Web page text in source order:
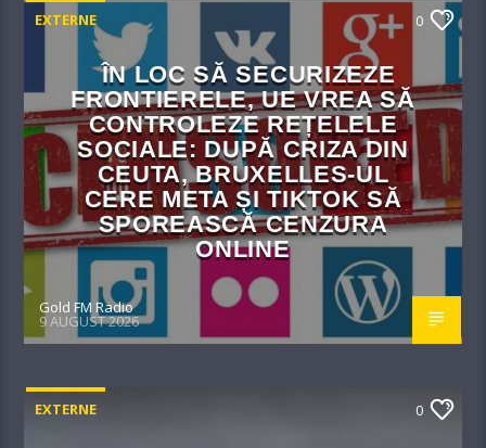
EXTERNE 0
ÎN LOC SĂ SECURIZEZE
FRONTIERELE, UE VREA SĂ
CONTROLEZE REȚELELE
SOCIALE: DUPĂ CRIZA DIN
CEUTA, BRUXELLES-UL
CERE META ȘI TIKTOK SĂ
SPOREASCĂ CENZURA
ONLINE
Gold FM Radio
9 AUGUST 2026
EXTERNE 0